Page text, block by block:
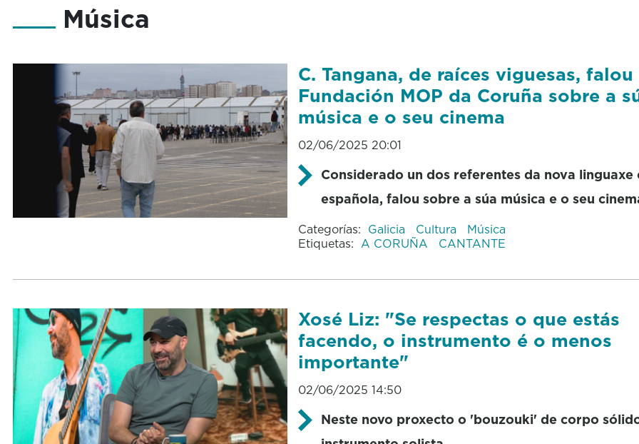
Música
C. Tangana, de raíces viguesas, falou
Fundación MOP da Coruña sobre a
música e o seu cinema
02/06/2025 20:01
Considerado un dos referentes da nova linguaxe
española, falou sobre a súa música e o seu
Categorías: Galicia Cultura
Música
Etiquetas: A CORUÑA CANTANTE
Xosé Liz: "Se respectas o que estás
facendo, o instrumento é o menos
importante"
02/06/2025 14:50
Neste novo proxecto o 'bouzouki' de corpo